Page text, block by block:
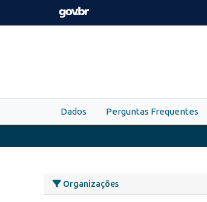
Skip to main content
Dados Perguntas Frequentes
Organizações